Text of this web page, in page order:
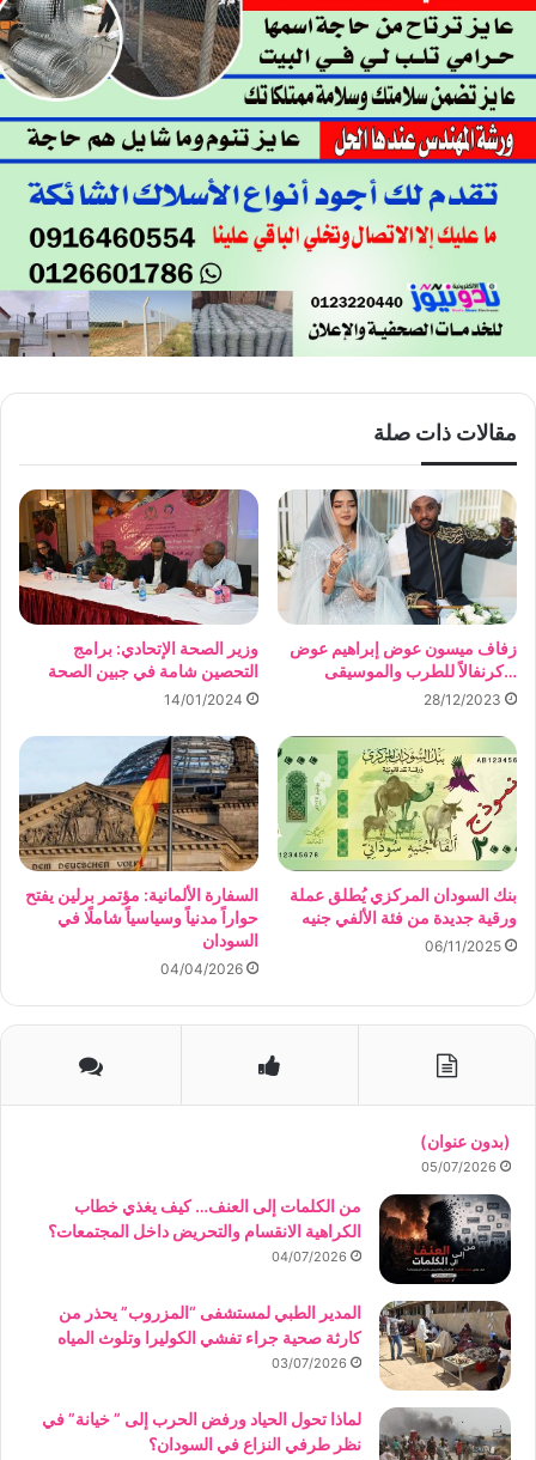
مقالات ذات صلة
زفاف ميسون عوض إبراهيم عوض
…كرنفالاً للطرب والموسيقى
28/12/2023
وزير الصحة الإتحادي: برامج
التحصين شامة في جبين الصحة
14/01/2024
بنك السودان المركزي يُطلق عملة
ورقية جديدة من فئة الألفي جنيه
06/11/2025
السفارة الألمانية: مؤتمر برلين يفتح
حواراً مدنياً وسياسياً شاملًا في
السودان
04/04/2026
(بدون عنوان)
05/07/2026
من الكلمات إلى العنف… كيف يغذي خطاب
الكراهية الانقسام والتحريض داخل المجتمعات؟
04/07/2026
المدير الطبي لمستشفى “المزروب” يحذر من
كارثة صحية جراء تفشي الكوليرا وتلوث المياه
03/07/2026
لماذا تحول الحياد ورفض الحرب إلى ” خيانة” في
نظر طرفي النزاع في السودان؟